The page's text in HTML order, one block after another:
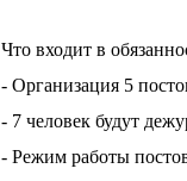
Что входит в
- Организация 5
- 7 человек будут
- Режим работы